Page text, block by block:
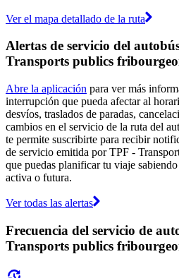
Ver el mapa detallado de la ruta
Alertas de servicio del
Transports publics
Abre la aplicación para ver más
interrupción que pueda afectar al
desvíos, traslados de paradas,
cambios en el servicio de la ruta del
te permite suscribirte para recibir
de servicio emitida por TPF -
que puedas planificar tu viaje
activa o futura.
Ver todas las alertas
Frecuencia del servicio de
Transports publics